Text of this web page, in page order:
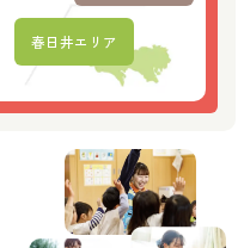
春日井エリア